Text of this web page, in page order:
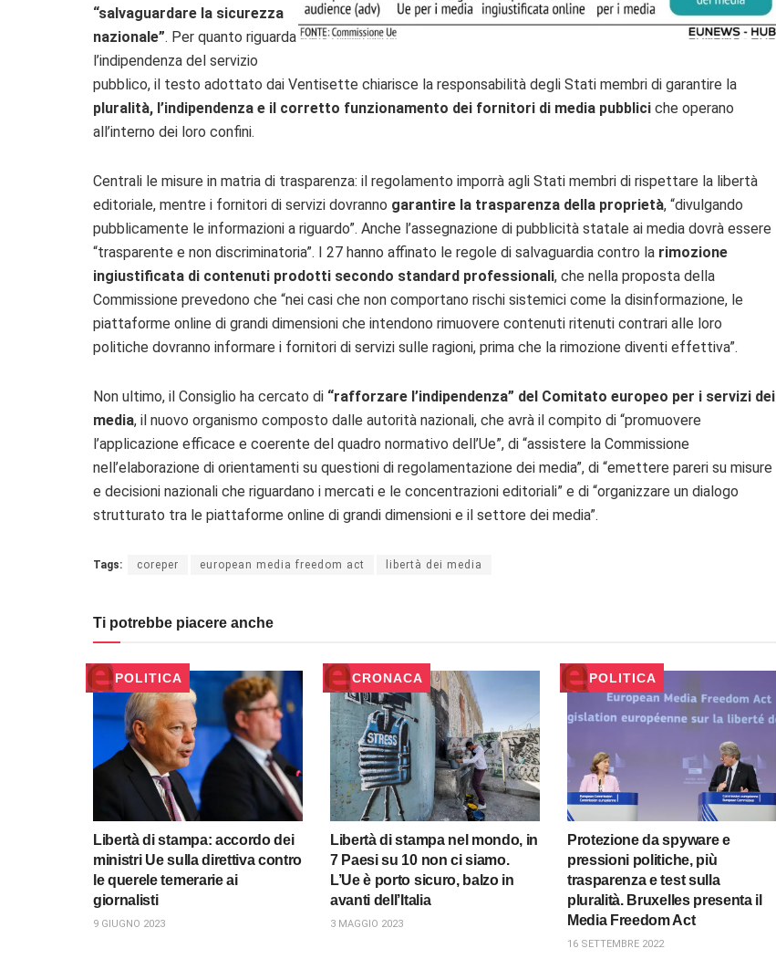
“salvaguardare la sicurezza
nazionale”. Per quanto riguarda
l’indipendenza del servizio
pubblico, il testo adottato dai Ventisette chiarisce la responsabilità degli Stati membri di garantire la
pluralità, l’indipendenza e il corretto funzionamento dei fornitori di media pubblici che operano
all’interno dei loro confini.
Centrali le misure in matria di trasparenza: il regolamento imporrà agli Stati membri di rispettare la libertà
editoriale, mentre i fornitori di servizi dovranno garantire la trasparenza della proprietà, “divulgando
pubblicamente le informazioni a riguardo”. Anche l’assegnazione di pubblicità statale ai media dovrà essere
“trasparente e non discriminatoria”. I 27 hanno affinato le regole di salvaguardia contro la rimozione
ingiustificata di contenuti prodotti secondo standard professionali, che nella proposta della
Commissione prevedono che “nei casi che non comportano rischi sistemici come la disinformazione, le
piattaforme online di grandi dimensioni che intendono rimuovere contenuti ritenuti contrari alle loro
politiche dovranno informare i fornitori di servizi sulle ragioni, prima che la rimozione diventi effettiva”.
Non ultimo, il Consiglio ha cercato di “rafforzare l’indipendenza” del Comitato europeo per i servizi dei
media, il nuovo organismo composto dalle autorità nazionali, che avrà il compito di “promuovere
l’applicazione efficace e coerente del quadro normativo dell’Ue”, di “assistere la Commissione
nell’elaborazione di orientamenti su questioni di regolamentazione dei media”, di “emettere pareri su misure
e decisioni nazionali che riguardano i mercati e le concentrazioni editoriali” e di “organizzare un dialogo
strutturato tra le piattaforme online di grandi dimensioni e il settore dei media”.
Tags: coreper european media freedom act libertà dei media
Ti potrebbe piacere anche
POLITICA
Libertà di stampa: accordo dei
ministri Ue sulla direttiva contro
le querele temerarie ai
giornalisti
9 GIUGNO 2023
CRONACA
Libertà di stampa nel mondo, in
7 Paesi su 10 non ci siamo.
L’Ue è porto sicuro, balzo in
avanti dell’Italia
3 MAGGIO 2023
POLITICA
Protezione da spyware e
pressioni politiche, più
trasparenza e test sulla
pluralità. Bruxelles presenta il
Media Freedom Act
16 SETTEMBRE 2022